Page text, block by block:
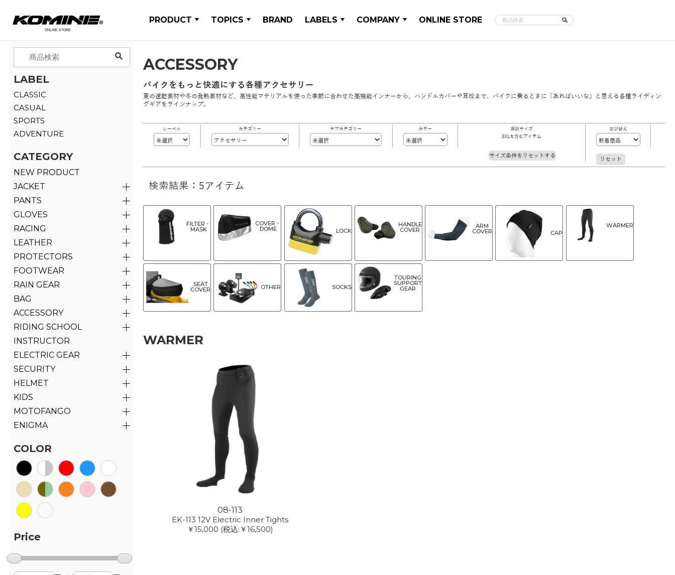
PRODUCT TOPICS BRAND LABELS COMPANY ONLINE STORE
LABEL
CLASSIC
CASUAL
SPORTS
ADVENTURE
CATEGORY
NEW PRODUCT
JACKET
PANTS
GLOVES
RACING
LEATHER
PROTECTORS
FOOTWEAR
RAIN GEAR
BAG
ACCESSORY
RIDING SCHOOL
INSTRUCTOR
ELECTRIC GEAR
SECURITY
HELMET
KIDS
MOTOFANGO
ENIGMA
COLOR
Price
ACCESSORY
バイクをもっと快適にする各種アクセサリー
夏の速乾素材や冬の発熱素材など、高性能マテリアルを使った季節に合わせた高機能インナーから、ハンドルカバーや耳栓まで、バイクに乗るときに「あればいいな」と思える各種ライディン
グギアをラインナップ。
レーベル カテゴリー サブカテゴリー カラー
選択サイズ
3XLを含むアイテム
サイズ条件をリセットする
並び替え
リセット
検索結果：5アイテム
FILTER・
MASK
COVER・
DOME LOCK
HANDLE
COVER
ARM
COVER CAP
WARMER
SEAT
COVER OTHER SOCKS
TOURING
SUPPORT
GEAR
WARMER
08-113
EK-113 12V Electric Inner Tights
￥15,000 (税込:￥16,500)